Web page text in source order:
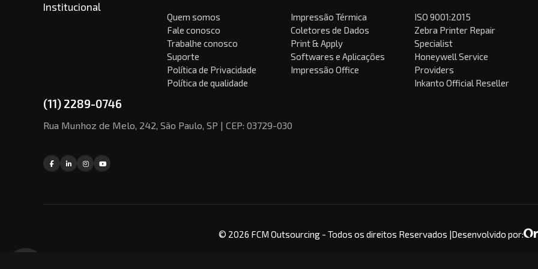
Institucional
Quem somos
Fale conosco
Trabalhe conosco
Suporte
Política de Privacidade
Política de qualidade
Impressão Térmica
Coletores de Dados
Print & Apply
Softwares e Aplicações
Impressão Office
ISO 9001:2015
Zebra Printer Repair
Specialist
Honeywell Service
Providers
Inkanto Official Reseller
(11) 2289-0746
Rua Munhoz de Melo, 242, São Paulo, SP | CEP: 03729-030
© 2026 FCM Outsourcing - Todos os direitos Reservados | Desenvolvido por: